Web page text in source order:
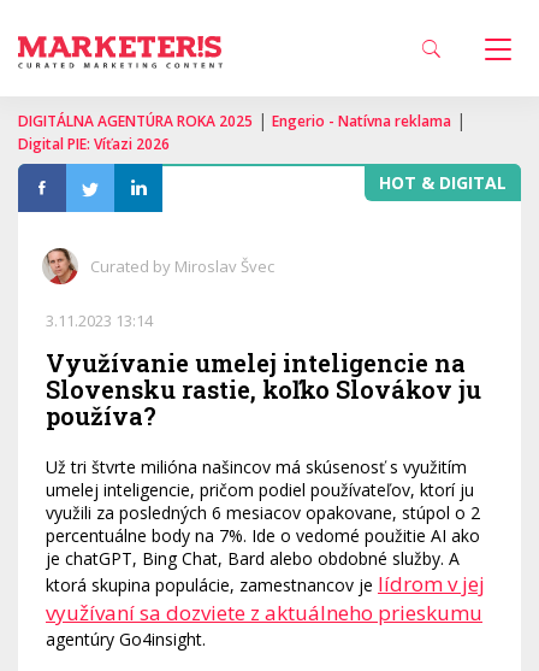
DIGITÁLNA AGENTÚRA ROKA 2025 | Engerio - Natívna reklama |
Digital PIE: Víťazi 2026
HOT & DIGITAL
Curated by Miroslav Švec
3.11.2023 13:14
Využívanie umelej inteligencie na
Slovensku rastie, koľko Slovákov ju
používa?
Už tri štvrte milióna našincov má skúsenosť s využitím
umelej inteligencie, pričom podiel používateľov, ktorí ju
využili za posledných 6 mesiacov opakovane, stúpol o 2
percentuálne body na 7%. Ide o vedomé použitie AI ako
je chatGPT, Bing Chat, Bard alebo obdobné služby. A
ktorá skupina populácie, zamestnancov je lídrom v jej
využívaní sa dozviete z aktuálneho prieskumu
agentúry Go4insight.